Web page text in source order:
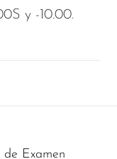
y -10.00.
de Examen